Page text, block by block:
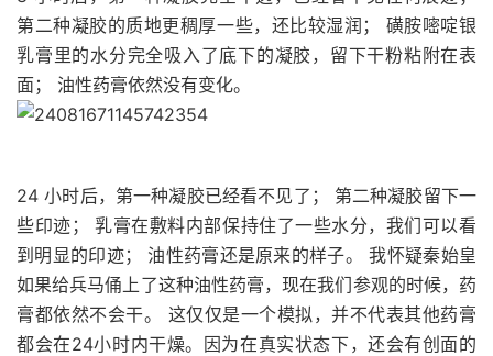
第二种凝胶的质地更稠厚一些，还比较湿润； 磺胺嘧啶银
乳膏里的水分完全吸入了底下的凝胶，留下干粉粘附在表
面； 油性药膏依然没有变化。
24 小时后，第一种凝胶已经看不见了； 第二种凝胶留下一
些印迹； 乳膏在敷料内部保持住了一些水分，我们可以看
到明显的印迹； 油性药膏还是原来的样子。 我怀疑秦始皇
如果给兵马俑上了这种油性药膏，现在我们参观的时候，药
膏都依然不会干。 这仅仅是一个模拟，并不代表其他药膏
都会在24小时内干燥。因为在真实状态下，还会有创面的